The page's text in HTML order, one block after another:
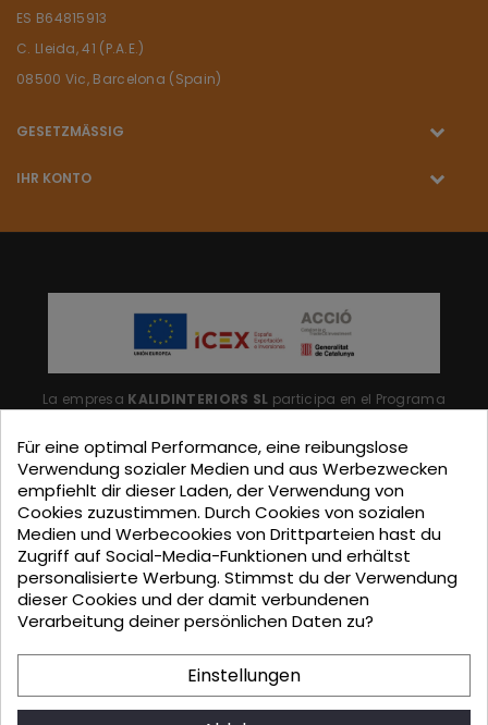
ES B64815913
C. Lleida, 41 (P.A.E.)
08500 Vic, Barcelona (Spain)
GESETZMÄSSIG
IHR KONTO
La empresa KALIDINTERIORS SL participa en el Programa
para mitigar las consecuencias adversas de la retirada del
Reino Unido de la Unión.Ayudas concedidas por ICEX en
2023.
KALIDINTERIORS, S.L. has participated in the ICEX-Next Export
Initiation Program, with the support of ICEX and co-
financing from European FEDER funds, having contributed, to
Für eine optimal Performance, eine reibungslose
Verwendung sozialer Medien und aus Werbezwecken
empfiehlt dir dieser Laden, der Verwendung von
Cookies zuzustimmen. Durch Cookies von sozialen
Medien und Werbecookies von Drittparteien hast du
Zugriff auf Social-Media-Funktionen und erhältst
personalisierte Werbung. Stimmst du der Verwendung
dieser Cookies und der damit verbundenen
Verarbeitung deiner persönlichen Daten zu?
Einstellungen